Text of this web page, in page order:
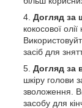
Догляд за
кокосової
засіб для
Догляд за
шкіру голови
зволоження.
засобу для